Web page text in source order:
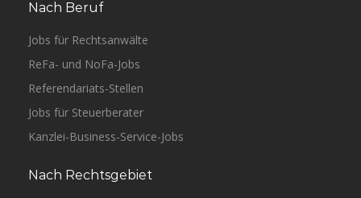
Nach Beruf
Jobs für Rechtsanwälte
ReFa- und NoFa-Jobs
Referendariats-Stellen
Jobs für Steuerberater
Kanzlei-Business-Service-Jobs
Nach Rechtsgebiet